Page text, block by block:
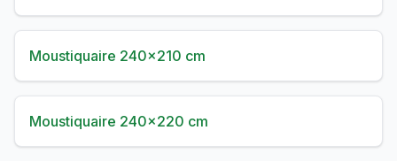
Moustiquaire 240×210 cm
Moustiquaire 240×220 cm